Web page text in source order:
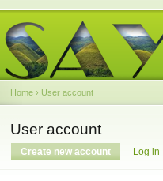
Home › User account
User account
Create new account Log in